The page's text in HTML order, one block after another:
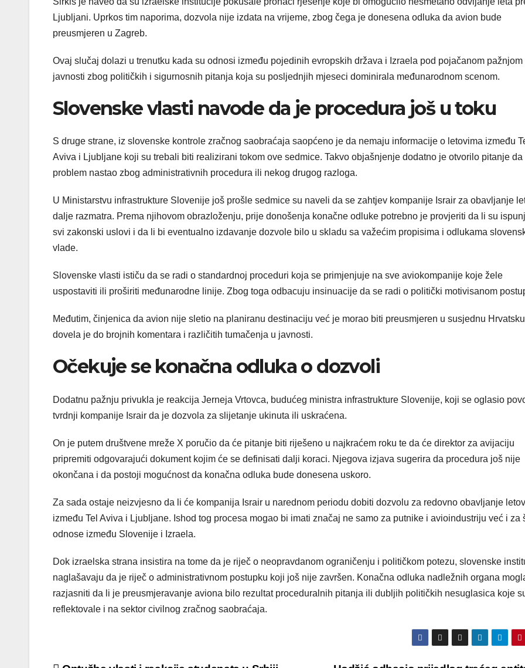
Ljubljani. Uprkos tim naporima, dozvola nije izdata na vrijeme, zbog čega je donesena odluka da avion bude
preusmjeren u Zagreb.
Ovaj slučaj dolazi u trenutku kada su odnosi između pojedinih evropskih država i Izraela pod pojačanom pažnjom
javnosti zbog političkih i sigurnosnih pitanja koja su posljednjih mjeseci dominirala međunarodnom scenom.
Slovenske vlasti navode da je procedura još u toku
S druge strane, iz slovenske kontrole zračnog saobraćaja saopćeno je da nemaju informacije o letovima između
Aviva i Ljubljane koji su trebali biti realizirani tokom ove sedmice. Takvo objašnjenje dodatno je otvorilo pitanje da
problem nastao zbog administrativnih procedura ili nekog drugog razloga.
U Ministarstvu infrastrukture Slovenije još prošle sedmice su naveli da se zahtjev kompanije Israir za obavljanje
dalje razmatra. Prema njihovom obrazloženju, prije donošenja konačne odluke potrebno je provjeriti da li su
svi zakonski uslovi i da li bi eventualno izdavanje dozvole bilo u skladu sa važećim propisima i odlukama
vlade.
Slovenske vlasti ističu da se radi o standardnoj proceduri koja se primjenjuje na sve aviokompanije koje žele
uspostaviti ili proširiti međunarodne linije. Zbog toga odbacuju insinuacije da se radi o politički motivisanom
Međutim, činjenica da avion nije sletio na planiranu destinaciju već je morao biti preusmjeren u susjednu Hrvatsku
dovela je do brojnih komentara i različitih tumačenja u javnosti.
Očekuje se konačna odluka o dozvoli
Dodatnu pažnju privukla je reakcija Jerneja Vrtovca, budućeg ministra infrastrukture Slovenije, koji se oglasio
tvrdnji kompanije Israir da je dozvola za slijetanje ukinuta ili uskraćena.
On je putem društvene mreže X poručio da će pitanje biti riješeno u najkraćem roku te da će direktor za avijaciju
pripremiti odgovarajući dokument kojim će se definisati dalji koraci. Njegova izjava sugerira da procedura još nije
okončana i da postoji mogućnost da konačna odluka bude donesena uskoro.
Za sada ostaje neizvjesno da li će kompanija Israir u narednom periodu dobiti dozvolu za redovno obavljanje
između Tel Aviva i Ljubljane. Ishod tog procesa mogao bi imati značaj ne samo za putnike i avioindustriju već i za
odnose između Slovenije i Izraela.
Dok izraelska strana insistira na tome da je riječ o neopravdanom ograničenju i političkom potezu, slovenske
naglašavaju da je riječ o administrativnom postupku koji još nije završen. Konačna odluka nadležnih organa
razjasniti da li je preusmjeravanje aviona bilo rezultat proceduralnih pitanja ili dubljih političkih nesuglasica koje
reflektovale i na sektor civilnog zračnog saobraćaja.